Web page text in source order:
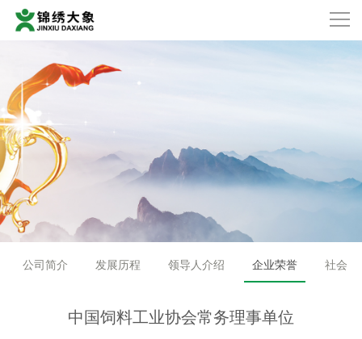
公司简介 发展历程 领导人介绍 企业荣誉 社会责
中国饲料工业协会常务理事单位